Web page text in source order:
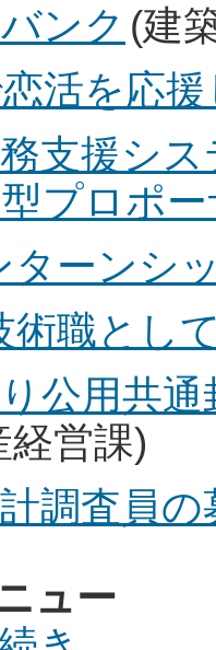
ンク (建
恋活を応
支援シ
型プロポ
ターンシ
術職とし
公用共
経営課)
調査員
ュー